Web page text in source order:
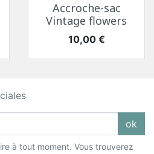
Accroche-sac
Vintage flowers
Prix
10,00 €
ok
à tout moment. Vous trouverez